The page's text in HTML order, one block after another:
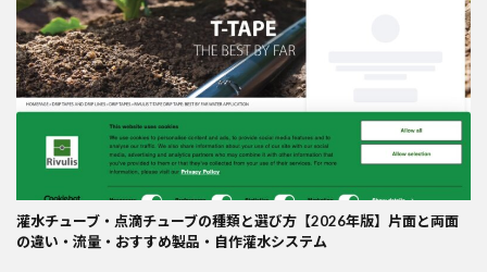
灌水チューブ・点滴チューブの種類と選び方【2026年版】片面と両面
の違い・流量・おすすめ製品・自作灌水システム